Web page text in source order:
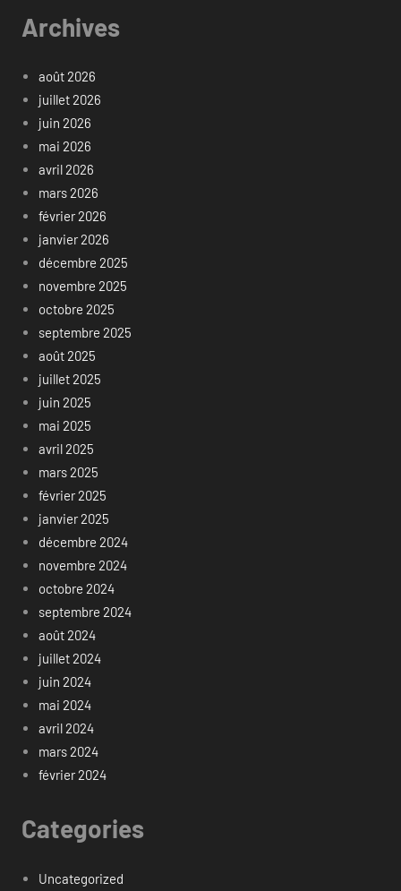
Archives
août 2026
juillet 2026
juin 2026
mai 2026
avril 2026
mars 2026
février 2026
janvier 2026
décembre 2025
novembre 2025
octobre 2025
septembre 2025
août 2025
juillet 2025
juin 2025
mai 2025
avril 2025
mars 2025
février 2025
janvier 2025
décembre 2024
novembre 2024
octobre 2024
septembre 2024
août 2024
juillet 2024
juin 2024
mai 2024
avril 2024
mars 2024
février 2024
Categories
Uncategorized